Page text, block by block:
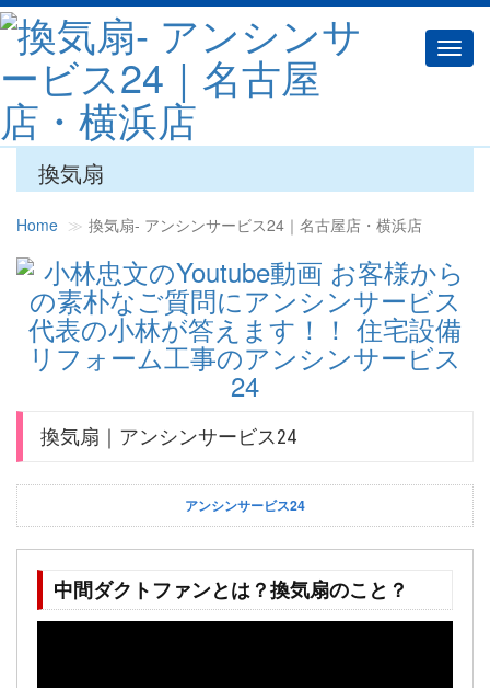
換気扇
Home 換気扇‐ アンシンサービス24｜名古屋店・横浜店
換気扇｜アンシンサービス24
アンシンサービス24
中間ダクトファンとは？換気扇のこと？